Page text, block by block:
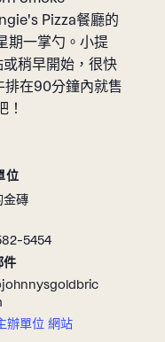
Pizza餐廳的
期一掌勺。小提
稍早開始，很快
排在90分鐘內就售
！
位
金磚
5454
件
辦單位 網站